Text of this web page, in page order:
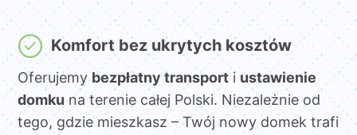
Komfort bez ukrytych kosztów
Oferujemybezpłatny transporti ustawienie
domkuna terenie całej Polski. Niezależnie od
tego, gdzie mieszkasz – Twój nowy domek trafi